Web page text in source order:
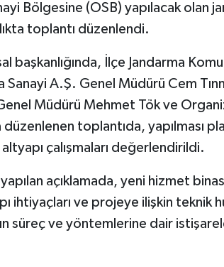
Bölgesine (OSB) yapılacak olan
toplantı düzenlendi.
başkanlığında, İlçe Jandarma
Sanayi A.Ş. Genel Müdürü Cem
Müdürü Mehmet Tök ve
düzenlenen toplantıda, yapılması
çalışmaları değerlendirildi.
açıklamada, yeni hizmet
ihtiyaçları ve projeye ilişkin teknik
süreç ve yöntemlerine dair